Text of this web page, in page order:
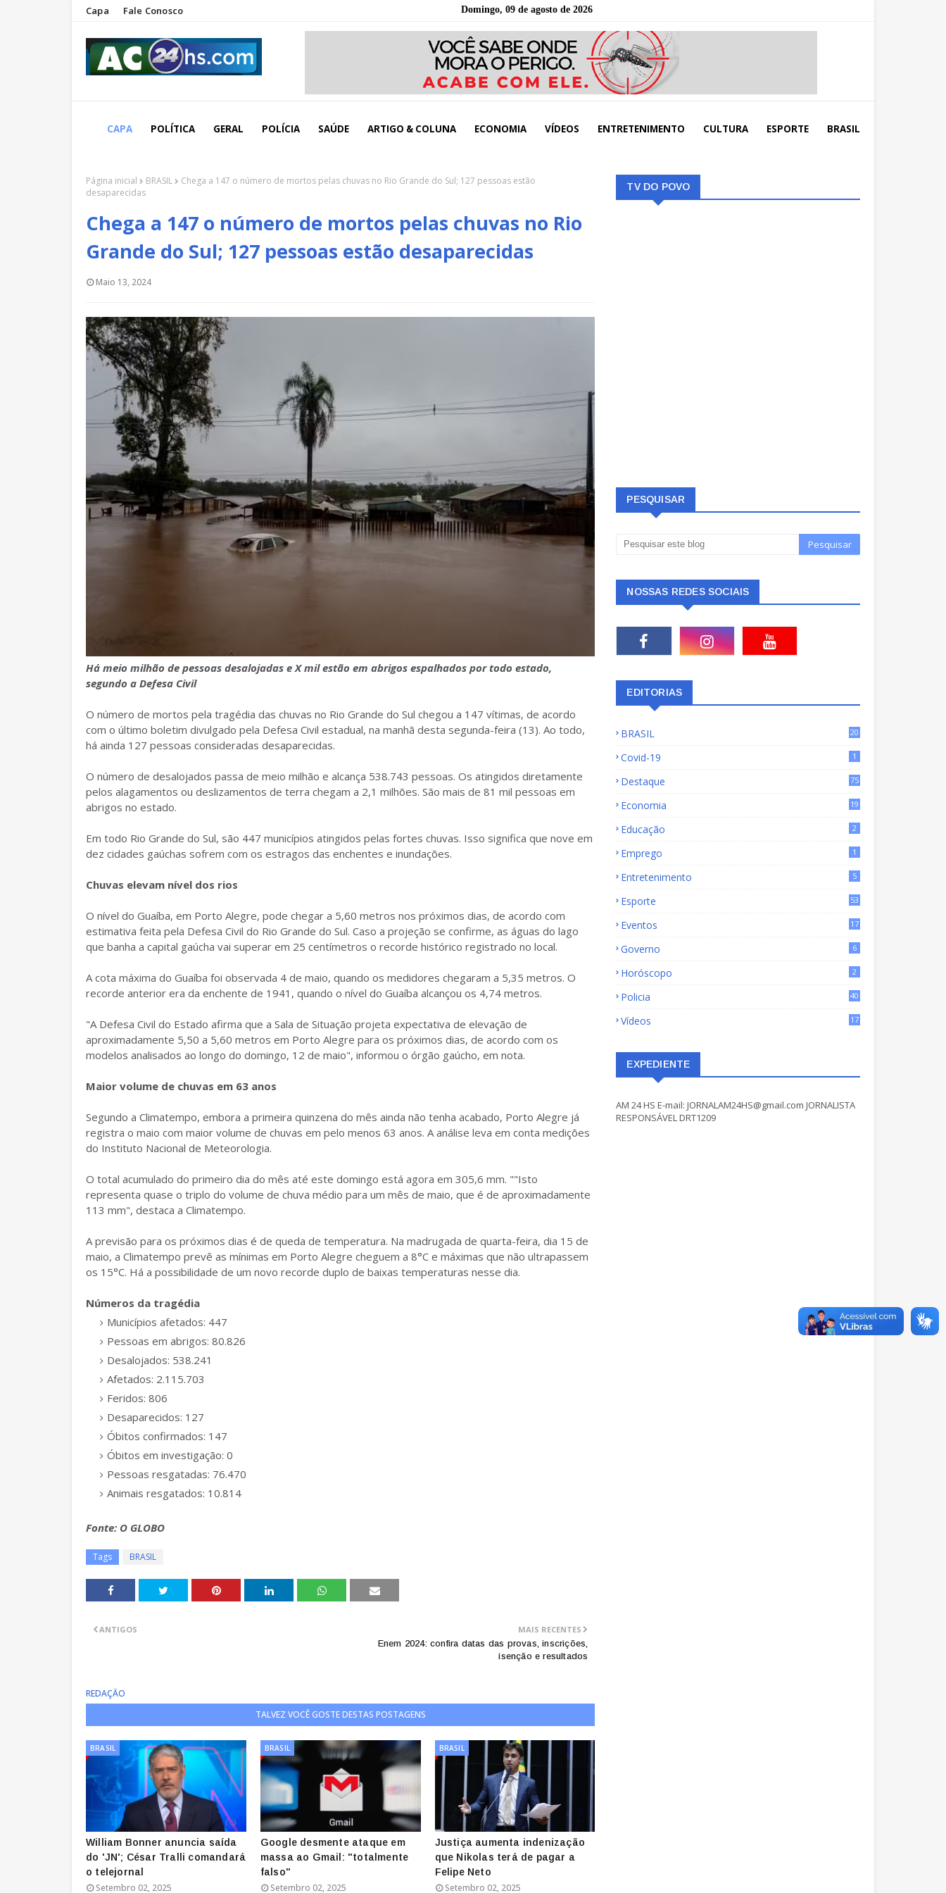
Capa Fale Conosco Domingo, 09 de agosto de 2026
CAPA POLÍTICA GERAL POLÍCIA SAÚDE ARTIGO & COLUNA ECONOMIA VÍDEOS ENTRETENIMENTO CULTURA ESPORTE BRASIL
Página inicial BRASIL
Chega a 147 o número de mortos pelas chuvas no Rio Grande do Sul; 127 pessoas estão
desaparecidas
Chega a 147 o número de mortos pelas chuvas no Rio
Grande do Sul; 127 pessoas estão desaparecidas
Maio 13, 2024
Há meio milhão de pessoas desalojadas e X mil estão em abrigos espalhados por todo estado,
segundo a Defesa Civil
O número de mortos pela tragédia das chuvas no Rio Grande do Sul chegou a 147 vítimas, de acordo
com o último boletim divulgado pela Defesa Civil estadual, na manhã desta segunda-feira (13). Ao todo,
há ainda 127 pessoas consideradas desaparecidas.
O número de desalojados passa de meio milhão e alcança 538.743 pessoas. Os atingidos diretamente
pelos alagamentos ou deslizamentos de terra chegam a 2,1 milhões. São mais de 81 mil pessoas em
abrigos no estado.
Em todo Rio Grande do Sul, são 447 municípios atingidos pelas fortes chuvas. Isso significa que nove em
dez cidades gaúchas sofrem com os estragos das enchentes e inundações.
Chuvas elevam nível dos rios
O nível do Guaíba, em Porto Alegre, pode chegar a 5,60 metros nos próximos dias, de acordo com
estimativa feita pela Defesa Civil do Rio Grande do Sul. Caso a projeção se confirme, as águas do lago
que banha a capital gaúcha vai superar em 25 centímetros o recorde histórico registrado no local.
A cota máxima do Guaíba foi observada 4 de maio, quando os medidores chegaram a 5,35 metros. O
recorde anterior era da enchente de 1941, quando o nível do Guaíba alcançou os 4,74 metros.
"A Defesa Civil do Estado afirma que a Sala de Situação projeta expectativa de elevação de
aproximadamente 5,50 a 5,60 metros em Porto Alegre para os próximos dias, de acordo com os
modelos analisados ao longo do domingo, 12 de maio", informou o órgão gaúcho, em nota.
Maior volume de chuvas em 63 anos
Segundo a Climatempo, embora a primeira quinzena do mês ainda não tenha acabado, Porto Alegre já
registra o maio com maior volume de chuvas em pelo menos 63 anos. A análise leva em conta medições
do Instituto Nacional de Meteorologia.
O total acumulado do primeiro dia do mês até este domingo está agora em 305,6 mm. ""Isto
representa quase o triplo do volume de chuva médio para um mês de maio, que é de aproximadamente
113 mm", destaca a Climatempo.
A previsão para os próximos dias é de queda de temperatura. Na madrugada de quarta-feira, dia 15 de
maio, a Climatempo prevê as mínimas em Porto Alegre cheguem a 8°C e máximas que não ultrapassem
os 15°C. Há a possibilidade de um novo recorde duplo de baixas temperaturas nesse dia.
Números da tragédia
Municípios afetados: 447
Pessoas em abrigos: 80.826
Desalojados: 538.241
Afetados: 2.115.703
Feridos: 806
Desaparecidos: 127
Óbitos confirmados: 147
Óbitos em investigação: 0
Pessoas resgatadas: 76.470
Animais resgatados: 10.814
Fonte: O GLOBO
Tags BRASIL
MAIS RECENTES
Enem 2024: confira datas das provas, inscrições,
isenção e resultados
ANTIGOS
REDAÇÃO
TALVEZ VOCÊ GOSTE DESTAS POSTAGENS
BRASIL
William Bonner anuncia saída
do 'JN'; César Tralli comandará
o telejornal
Setembro 02, 2025
BRASIL
Google desmente ataque em
massa ao Gmail: "totalmente
falso"
Setembro 02, 2025
BRASIL
Justiça aumenta indenização
que Nikolas terá de pagar a
Felipe Neto
Setembro 02, 2025
TV DO POVO
PESQUISAR
NOSSAS REDES SOCIAIS
EDITORIAS
BRASIL
20
Covid-19 1
Destaque
75
Economia
19
Educação 2
Emprego 1
Entretenimento 5
Esporte 53
Eventos 17
Governo 6
Horóscopo 2
Policia 40
Vídeos 17
EXPEDIENTE
AM 24 HS E-mail: JORNALAM24HS@gmail.com JORNALISTA
RESPONSÁVEL DRT1209